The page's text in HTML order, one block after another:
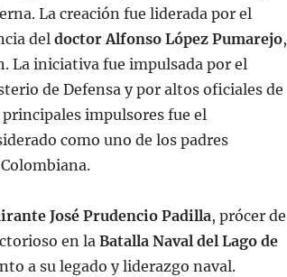
La creación fue liderada por el
deldoctor Alfonso López Pumarejo,
La iniciativa fue impulsada por el
de Defensa y por altos oficiales de
impulsores fue el
como uno de los padres
José Prudencio Padilla, prócer de
en la Batalla Naval del Lago de
a su legado y liderazgo naval.